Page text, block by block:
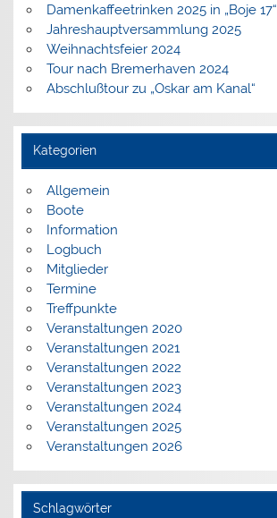
Damenkaffeetrinken 2025 in „Boje 17“
Jahreshauptversammlung 2025
Weihnachtsfeier 2024
Tour nach Bremerhaven 2024
Abschlußtour zu „Oskar am Kanal“
Kategorien
Allgemein
Boote
Information
Logbuch
Mitglieder
Termine
Treffpunkte
Veranstaltungen 2020
Veranstaltungen 2021
Veranstaltungen 2022
Veranstaltungen 2023
Veranstaltungen 2024
Veranstaltungen 2025
Veranstaltungen 2026
Schlagwörter